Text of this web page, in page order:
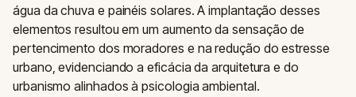
água da chuva e painéis solares. A implantação desses
elementos resultou em um aumento da sensação de
pertencimento dos moradores e na redução do estresse
urbano, evidenciando a eficácia da arquitetura e do
urbanismo alinhados à psicologia ambiental.